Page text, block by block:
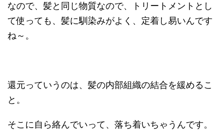
なので、髪と同じ物質なので、トリートメントとし
て使っても、髪に馴染みがよく、定着し易いんです
ね～。
還元っていうのは、髪の内部組織の結合を緩めるこ
と。
そこに自ら絡んでいって、落ち着いちゃうんです。